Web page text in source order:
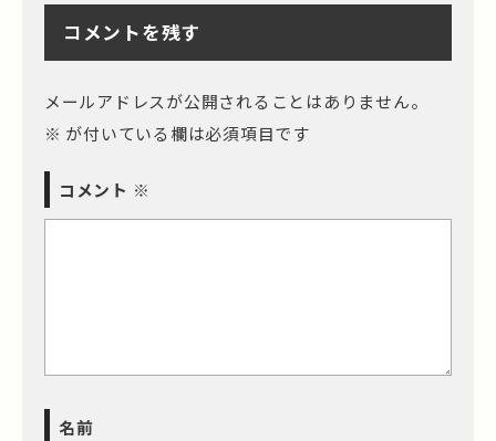
コメントを残す
メールアドレスが公開されることはありません。
※ が付いている欄は必須項目です
コメント ※
名前